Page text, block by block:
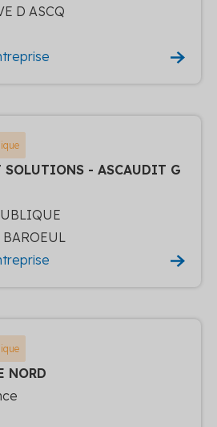
D ASCQ
SOLUTIONS - ASCAUDIT G
NORD